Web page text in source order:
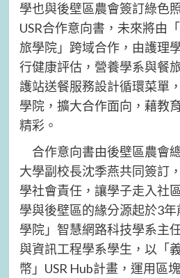
學也與後壁區農會簽訂綠色
USR合作意向書，未來將由
旅學院」跨域合作，由護理
行健康評估，營養學系與餐
護站送餐服務設計循環菜單
學院，擴大合作面向，藉教
精彩。
合作意向書由後壁區農會
大學副校長沈季燕共同簽訂
學社會責任，讓學子走入社
學與後壁區的緣分源起於3
學院」智慧網路科技學系主
與資訊工程學系學生，以「
幣」USR Hub計畫，運用區